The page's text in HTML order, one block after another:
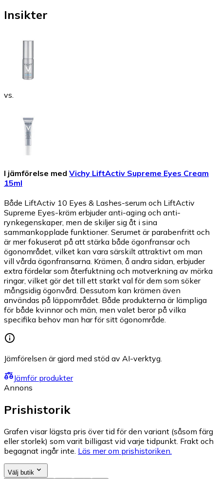
Insikter
vs.
I jämförelse med Vichy LiftActiv Supreme Eyes Cream
15ml
Både LiftActiv 10 Eyes & Lashes-serum och LiftActiv
Supreme Eyes-kräm erbjuder anti-aging och anti-
rynkegenskaper, men de skiljer sig åt i sina
sammankopplade funktioner. Serumet är parabenfritt och
är mer fokuserat på att stärka både ögonfransar och
ögonområdet, vilket kan vara särskilt attraktivt om man
vill vårda ögonfransarna. Krämen, å andra sidan, erbjuder
extra fördelar som återfuktning och motverkning av mörka
ringar, vilket gör det till ett starkt val för dem som söker
mångsidig ögonvård. Dessutom kan krämen även
användas på läppområdet. Både produkterna är lämpliga
för både kvinnor och män, men valet beror på vilka
specifika behov man har för sitt ögonområde.
Jämförelsen är gjord med stöd av AI-verktyg.
Jämför produkter
Annons
Prishistorik
Grafen visar lägsta pris över tid för den variant (såsom färg
eller storlek) som varit billigast vid varje tidpunkt. Frakt och
begagnat ingår inte. Läs mer om prishistoriken.
Välj butik